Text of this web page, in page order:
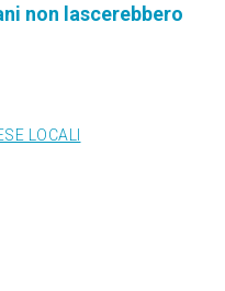
non lascerebbero
LOCALI